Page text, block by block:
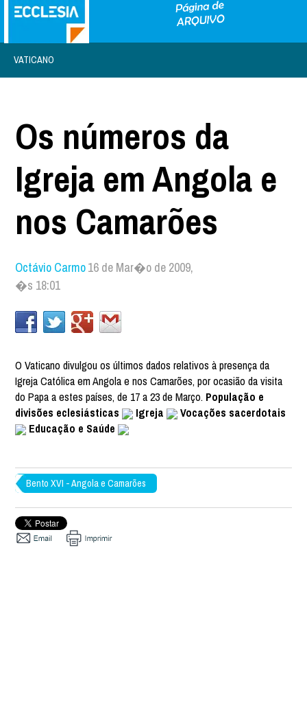
VATICANO
Os números da
Igreja em Angola e
nos Camarões
Octávio Carmo16 de Mar�o de 2009,
�s 18:01
O Vaticano divulgou os últimos dados relativos à presença da
Igreja Católica em Angola e nos Camarões, por ocasião da visita
do Papa a estes países, de 17 a 23 de Março. População e
divisões eclesiásticas
Igreja
Vocações sacerdotais
Educação e Saúde
Bento XVI - Angola e Camarões